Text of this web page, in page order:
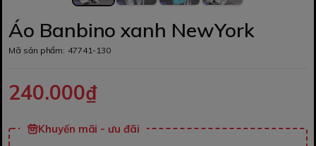
Áo Banbino xanh NewYork
Mã sản phẩm: 47741-130
240.000₫
Khuyến mãi - ưu đãi